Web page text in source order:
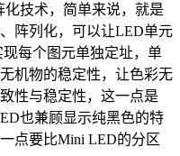
技术，简单来说，就是
阵列化，可以让LED单元
每个图元单独定址，单
机物的稳定性，让色彩无
性与稳定性，这一点是
也兼顾显示纯黑色的特
点要比Mini LED的分区